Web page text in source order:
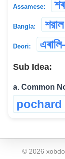
Assamese:
Bangla: শরাল
Deori:
Sub Idea:
a. Common
pochard
© 2026